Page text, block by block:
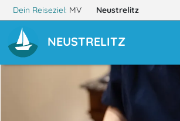
Dein Reiseziel: MV Neustrelitz
NEUSTRELITZ